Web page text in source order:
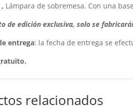
Lámpara de sobremesa. Con una
de edición exclusiva, solo se
entrega: la fecha de entrega se
relacionados